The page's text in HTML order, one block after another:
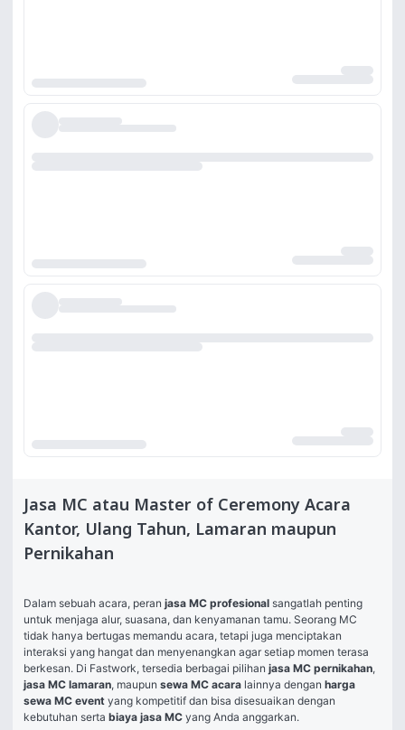
Jasa MC atau Master of Ceremony Acara
Kantor, Ulang Tahun, Lamaran maupun
Pernikahan
Dalam sebuah acara, peran jasa MC profesional sangatlah penting
untuk menjaga alur, suasana, dan kenyamanan tamu. Seorang MC
tidak hanya bertugas memandu acara, tetapi juga menciptakan
interaksi yang hangat dan menyenangkan agar setiap momen terasa
berkesan. Di Fastwork, tersedia berbagai pilihan jasa MC pernikahan
jasa MC lamaran, maupun sewa MC acara lainnya dengan harga
sewa MC event yang kompetitif dan bisa disesuaikan dengan
kebutuhan serta biaya jasa MC yang Anda anggarkan.